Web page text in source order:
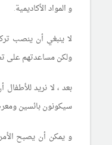
و المواد الأكاديمية.
لا ينبغي أن ينصب
ولكن مساعدتهم على
بعد ، لا نريد
سيكونون بائسين
و يمكن أن يصبح